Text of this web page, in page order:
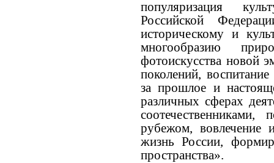
популяризация
Российской
историческому и
многообразию
фотоискусства новой
поколений,
за прошлое и
различных сферах
рубежом,
жизнь России,
пространства».